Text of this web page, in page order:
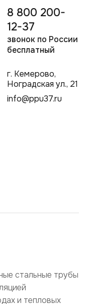
8 800 200-
12-37
звонок по России
бесплатный
г. Кемерово,
Ноградская ул., 21
info@ppu37.ru
стальные трубы
и тепловых